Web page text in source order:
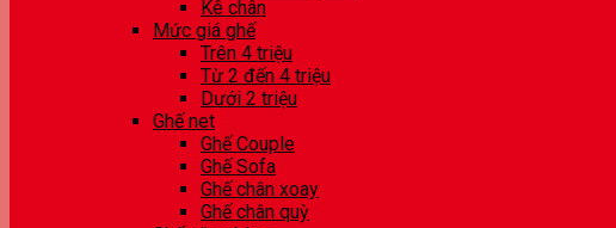
Kê chân
Mức giá ghế
Trên 4 triệu
Từ 2 đến 4 triệu
Dưới 2 triệu
Ghế net
Ghế Couple
Ghế Sofa
Ghế chân xoay
Ghế chân quỳ